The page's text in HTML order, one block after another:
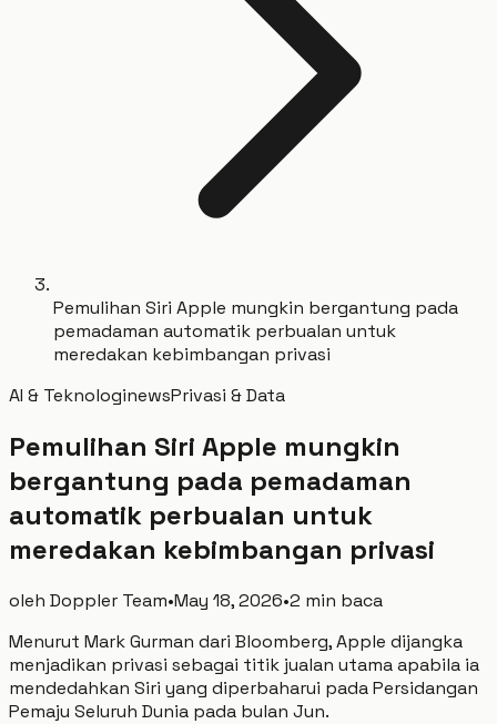
Pemulihan Siri Apple mungkin bergantung pada
pemadaman automatik perbualan untuk
meredakan kebimbangan privasi
AI & TeknologinewsPrivasi & Data
Pemulihan Siri Apple mungkin
bergantung pada pemadaman
automatik perbualan untuk
meredakan kebimbangan privasi
oleh Doppler Team•May 18, 2026•2 min baca
Menurut Mark Gurman dari Bloomberg, Apple dijangka
menjadikan privasi sebagai titik jualan utama apabila ia
mendedahkan Siri yang diperbaharui pada Persidangan
Pemaju Seluruh Dunia pada bulan Jun.